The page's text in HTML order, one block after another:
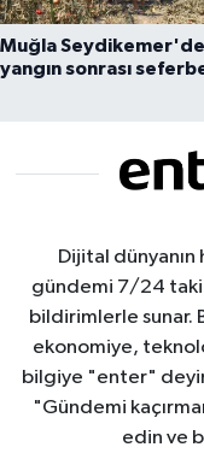
Muğla Seydikemer'de
yangın sonrası
Dijital dünyanın
gündemi 7/24
bildirimlerle sunar.
ekonomiye,
bilgiye "enter"
"Gündemi
edin ve